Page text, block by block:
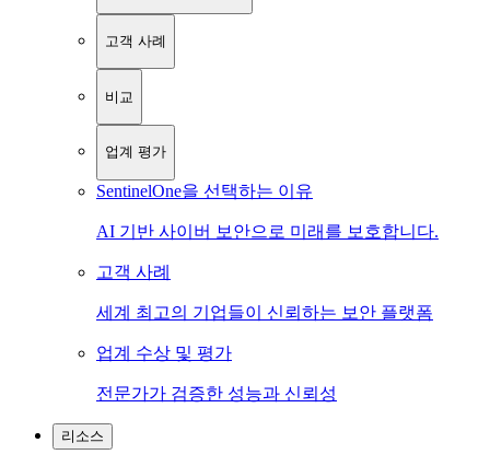
고객 사례
비교
업계 평가
SentinelOne을 선택하는 이유
AI 기반 사이버 보안으로 미래를 보호합니다.
고객 사례
세계 최고의 기업들이 신뢰하는 보안 플랫폼
업계 수상 및 평가
전문가가 검증한 성능과 신뢰성
리소스